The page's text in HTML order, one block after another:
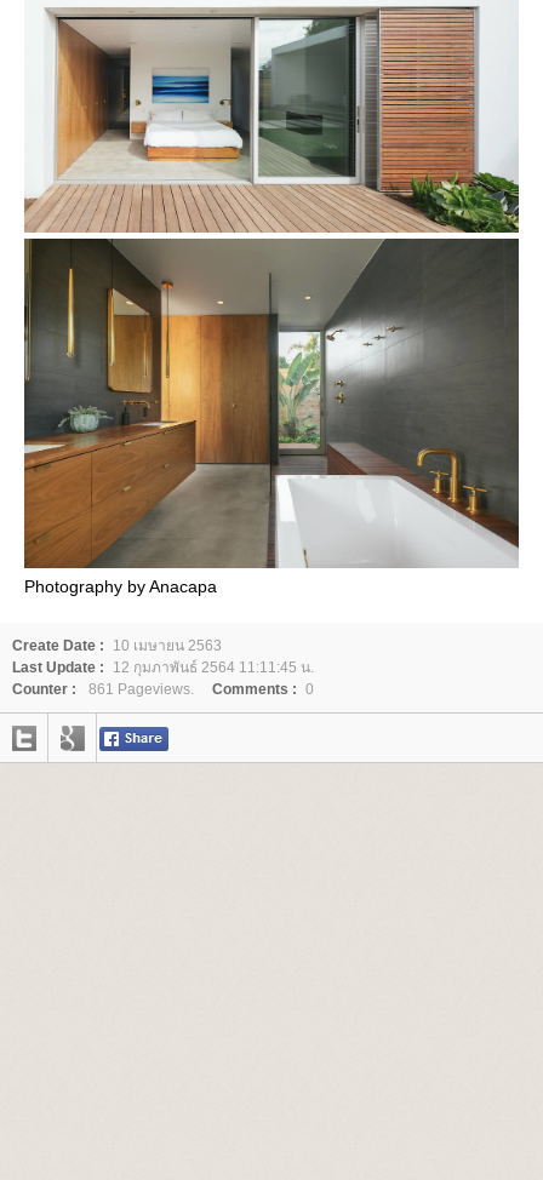
Photography by Anacapa
Create Date :
10 เมษายน 2563
Last Update :
12 กุมภาพันธ์ 2564 11:11:45 น.
Counter :
861 Pageviews. Comments : 0